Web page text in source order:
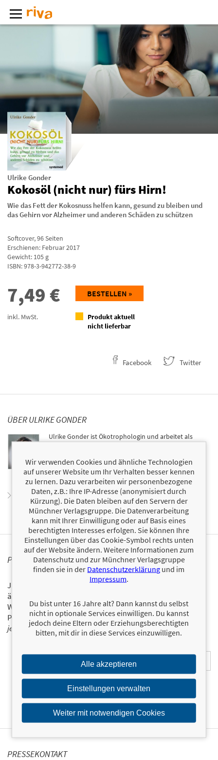
Ulrike Gonder
Kokosöl (nicht nur) fürs Hirn!
Wie das Fett der Kokosnuss helfen kann, gesund zu bleiben und
das Gehirn vor Alzheimer und anderen Schäden zu schützen
Softcover,96Seiten
Erschienen: Februar 2017
Gewicht: 105 g
ISBN:978-3-942772-38-9
7,49 €
inkl. MwSt.
BESTELLEN »
Produkt aktuell
nicht lieferbar
Facebook Twitter
ÜBER ULRIKE GONDER
Ulrike Gonder ist Ökotrophologin und arbeitet als
Wissenschaftsjournalistin, Autorin, Referentin und
der ketogenen Ernährung und zählt nach viel
beachteten Veröffentlichungen zu den wenigen Keto-
Expertinnen im deutschsprachigen Raum.
Zum Profil von Ulrike Gonder
PERSONALISIERTE PRODUKTINFORMATIONEN
Ja, ich will über interessante Neuerscheinungen und
ähnliche Produkte informiert werden.
Wir halten Sie per E-Mail auf dem aktuellen Stand über das
Programm der Münchner Verlagsgruppe.Tragen Sie sich
jetzt ein!
PRESSEKONTAKT
Wir verwenden Cookies und ähnliche Technologien
auf unserer Website um Ihr Verhalten besser kennen
zu lernen. Dazu verarbeiten wir personenbezogene
Daten, z.B.: Ihre IP-Adresse (anonymisiert durch
Kürzung). Die Daten bleiben auf den Servern der
Münchner Verlagsgruppe. Die Datenverarbeitung
kann mit Ihrer Einwilligung oder auf Basis eines
berechtigten Interesses erfolgen. Sie können Ihre
Einstellungen über das Cookie-Symbol rechts unten
auf der Website ändern. Weitere Informationen zum
Datenschutz und zur Münchner Verlagsgruppe
finden sie in der Datenschutzerklärung und im
Impressum.
Du bist unter 16 Jahre alt? Dann kannst du selbst
nicht in optionale Services einwilligen. Du kannst
jedoch deine Eltern oder Erziehungsberechtigten
bitten, mit dir in diese Services einzuwilligen.
Alle akzeptieren
Einstellungen verwalten
Weiter mit notwendigen Cookies